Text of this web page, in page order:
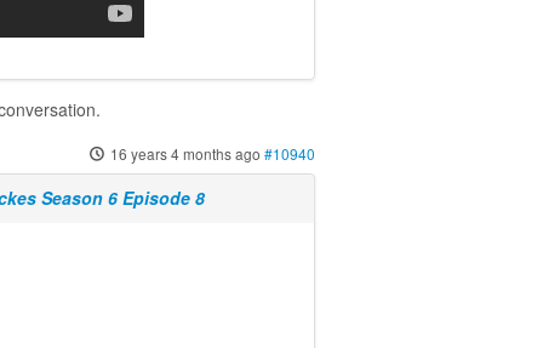
16 years 4 months ago #10940
Season 6 Episode 8